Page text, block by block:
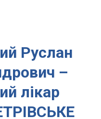
Руслан
–
лікар